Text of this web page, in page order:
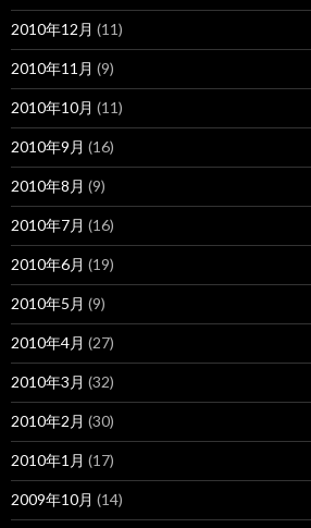
2010年12月 (11)
2010年11月 (9)
2010年10月 (11)
2010年9月 (16)
2010年8月 (9)
2010年7月 (16)
2010年6月 (19)
2010年5月 (9)
2010年4月 (27)
2010年3月 (32)
2010年2月 (30)
2010年1月 (17)
2009年10月 (14)